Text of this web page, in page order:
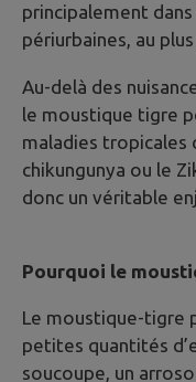
principalement
périurbaines, au
Au-delà des
le moustique tigre
maladies tropicales
chikungunya ou le
donc un véritable
Pourquoi le
Le moustique-tigre
petites quantités
soucoupe, un